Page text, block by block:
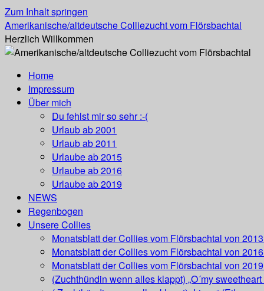
Zum Inhalt springen
Amerikanische/altdeutsche Colliezucht vom Flörsbachtal
Herzlich Willkommen
Home
Impressum
Über mich
Du fehlst mir so sehr :-(
Urlaub ab 2001
Urlaub ab 2011
Urlaube ab 2015
Urlaube ab 2016
Urlaube ab 2019
NEWS
Regenbogen
Unsere Collies
Monatsblatt der Collies vom Flörsbachtal von
Monatsblatt der Collies vom Flörsbachtal von
Monatsblatt der Collies vom Flörsbachtal von
(Zuchthündin wenn alles klappt) „O´my sweetheart